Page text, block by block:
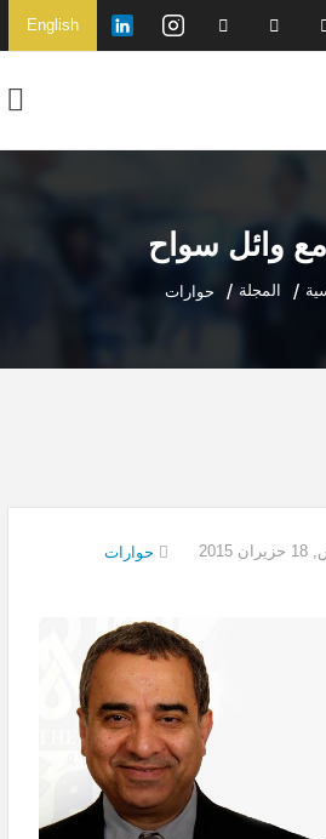
English
وائل سواح
المجلة حوارات
حوارات